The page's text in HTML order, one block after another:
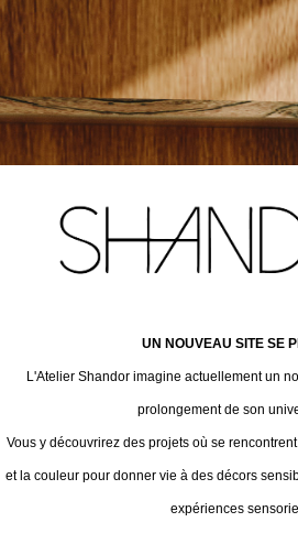
UN NOUVEAU SITE SE
L'Atelier Shandor imagine actuellement un
prolongement de son
Vous y découvrirez des projets où se
et la couleur pour donner vie à des décors
expériences